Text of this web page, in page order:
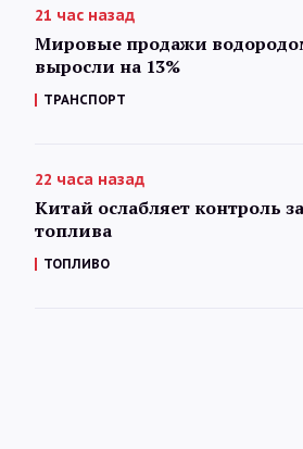
21 час назад
Мировые продажи
выросли на 13%
ТРАНСПОРТ
22 часа назад
Китай ослабляет контроль
топлива
ТОПЛИВО